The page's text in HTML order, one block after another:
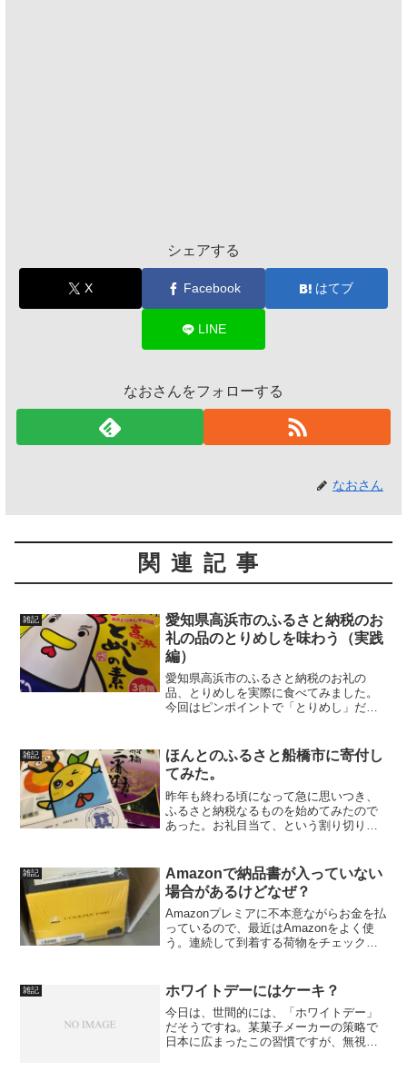
シェアする
X Facebook はてブ
LINE
なおさんをフォローする
なおさん
関連記事
雑記
愛知県高浜市のふるさと納税のお
礼の品のとりめしを味わう（実践
編）
愛知県高浜市のふるさと納税のお礼の
品、とりめしを実際に食べてみました。
今回はピンポイントで「とりめし」だけ
しを味わう
雑記
ほんとのふるさと船橋市に寄付し
てみた。
昨年も終わる頃になって急に思いつき、
ふるさと納税なるものを始めてみたので
あった。お礼目当て、という割り切りの
ことでブログ主出身地の千葉県船橋市に
も寄付を実行してみたので...
雑記
Amazonで納品書が入っていない
場合があるけどなぜ？
Amazonプレミアに不本意ながらお金を払
っているので、最近はAmazonをよく使
う。連続して到着する荷物をチェックし
雑記 ホワイトデーにはケーキ？
今日は、世間的には、「ホワイトデー」
だそうですね。某菓子メーカーの策略で
日本に広まったこの習慣ですが、無視す